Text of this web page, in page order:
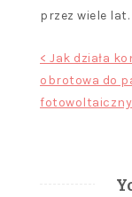
przez wiele lat.
Nawigacja
wpisu
< Jak działa
obrotowa do